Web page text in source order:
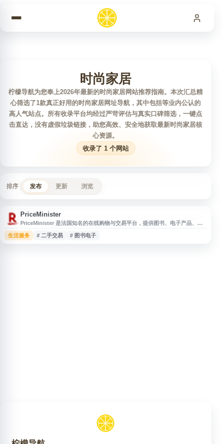
时尚家居
柠檬导航为您奉上2026年最新的时尚家居网站推荐指南。本次汇总精
心筛选了1款真正好用的时尚家居网址导航，其中包括等业内公认的
高人气站点。所有收录平台均经过严苛评估与真实口碑筛选，一键点
击直达，没有虚假垃圾链接，助您高效、安全地获取最新时尚家居核
心资源。
收录了 1 个网站
排序 发布 更新 浏览
PriceMinister
PriceMinister 是法国知名的在线购物与交易平台，提供图书、电子产品、家
居用品、时尚服饰、游戏、收藏品等多类商品的浏览与购买服务。网站面向个
人用户和商家，支持新品与二手商品交易，用户可通过分类导航和搜索功能查
生活服务 # 二手交易 # 图书电子